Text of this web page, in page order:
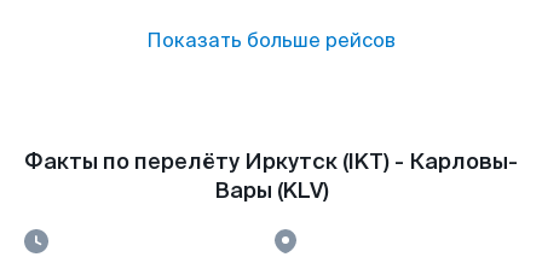
Показать больше рейсов
Факты по перелёту Иркутск (IKT) - Карловы-
Вары (KLV)